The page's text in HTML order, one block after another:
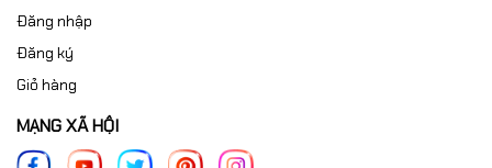
Đăng nhập
Đăng ký
Giỏ hàng
MẠNG XÃ HỘI